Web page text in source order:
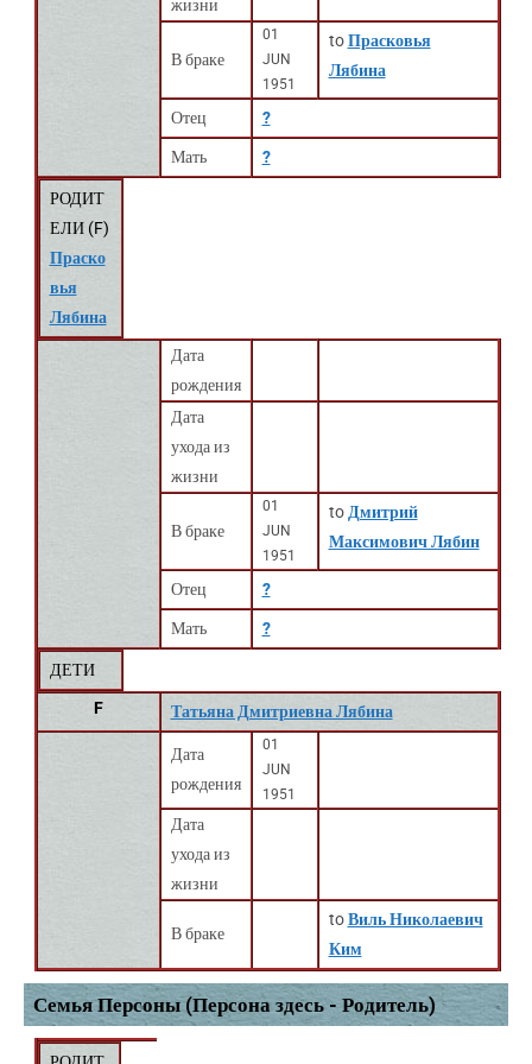
жизни
В браке
01
JUN
1951
toПрасковья
Лябина
Отец ?
Мать ?
РОДИТ
ЕЛИ (F)
Праско
вья
Лябина
Дата
рождения
Дата
ухода из
жизни
В браке
01
JUN
1951
to Дмитрий
Максимович Лябин
Отец ?
Мать ?
ДЕТИ
F
Татьяна Дмитриевна Лябина
Дата
рождения
01
JUN
1951
Дата
ухода из
жизни
В браке
toВиль Николаевич
Ким
Семья Персоны (Персона здесь - Родитель)